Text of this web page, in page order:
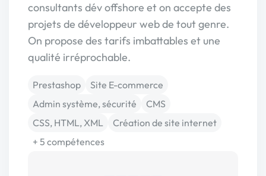
consultants dév offshore et on accepte des
projets de développeur web de tout genre.
On propose des tarifs imbattables et une
qualité irréprochable.
Prestashop
Site E-commerce
Admin système, sécurité
CMS
CSS, HTML, XML
Création de site internet
+ 5 compétences